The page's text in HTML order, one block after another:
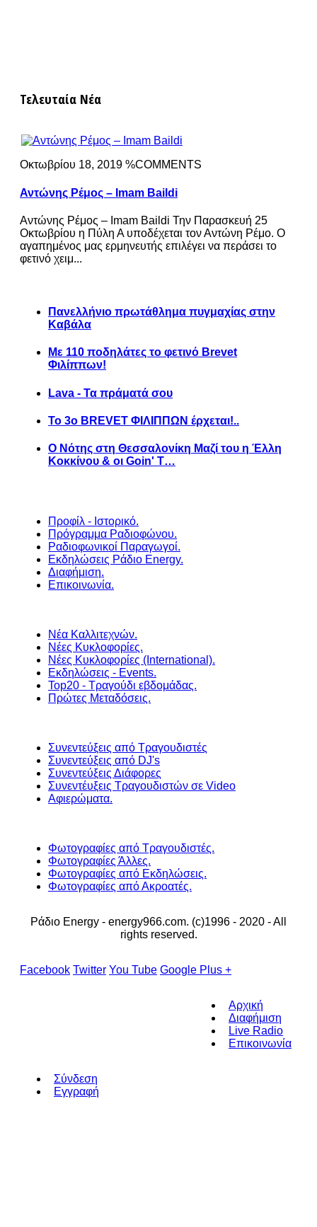
Τελευταία Νέα
Οκτωβρίου 18, 2019 %COMMENTS
Αντώνης Ρέμος – Imam Baildi
Αντώνης Ρέμος – Imam Baildi Την Παρασκευή 25
Οκτωβρίου η Πύλη Α υποδέχεται τον Αντώνη Ρέμο. Ο
αγαπημένος μας ερμηνευτής επιλέγει να περάσει το
φετινό χειμ...
Πανελλήνιο πρωτάθλημα πυγμαχίας στην
Καβάλα
Με 110 ποδηλάτες το φετινό Brevet
Φιλίππων!
Lava - Τα πράματά σου
Το 3ο BREVET ΦΙΛΙΠΠΩΝ έρχεται!..
Ο Νότης στη Θεσσαλονίκη Μαζί του η Έλλη
Κοκκίνου & οι Goin' T…
Προφίλ - Ιστορικό.
Πρόγραμμα Ραδιοφώνου.
Ραδιοφωνικοί Παραγωγοί.
Εκδηλώσεις Ράδιο Energy.
Διαφήμιση.
Επικοινωνία.
Νέα Καλλιτεχνών.
Νέες Κυκλοφορίες.
Νέες Κυκλοφορίες (International).
Εκδηλώσεις - Events.
Top20 - Τραγούδι εβδομάδας.
Πρώτες Μεταδόσεις.
Συνεντεύξεις από Τραγουδιστές
Συνεντεύξεις από DJ's
Συνεντεύξεις Διάφορες
Συνεντέυξεις Τραγουδιστών σε Video
Αφιερώματα.
Φωτογραφίες από Τραγουδιστές.
Φωτογραφίες Άλλες.
Φωτογραφίες από Εκδηλώσεις.
Φωτογραφίες από Ακροατές.
Ράδιο Energy - energy966.com. (c)1996 - 2020 - All
rights reserved.
Facebook Twitter You Tube Google Plus +
Αρχική
Διαφήμιση
Live Radio
Επικοινωνία
Σύνδεση
Εγγραφή